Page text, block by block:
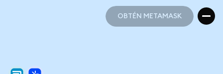
OBTÉN METAMASK